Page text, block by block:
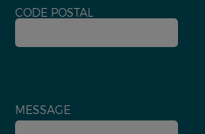
CODE POSTAL
MESSAGE